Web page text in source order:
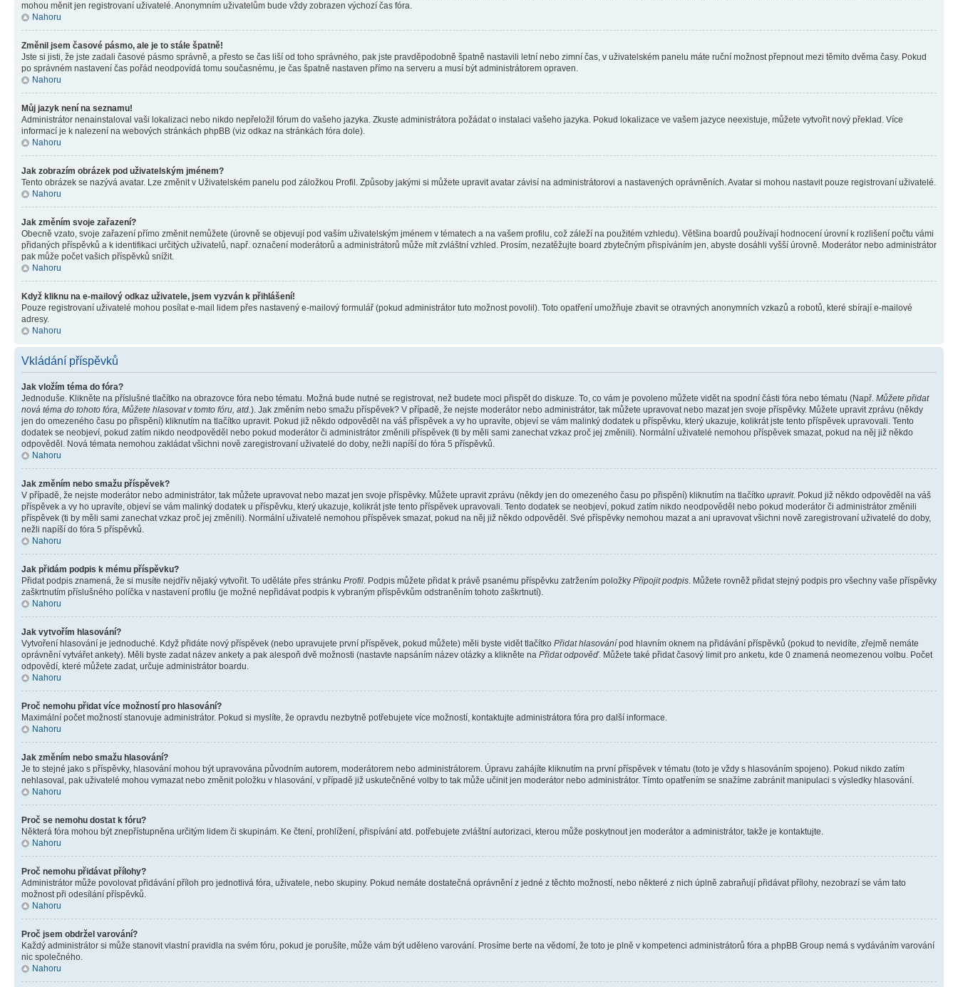
mohou měnit jen registrovaní uživatelé. Anonymním uživatelům bude vždy zobrazen výchozí čas fóra.
Nahoru
Změnil jsem časové pásmo, ale je to stále špatně!
Jste si jisti, že jste zadali časové pásmo správně, a přesto se čas liší od toho správného, pak jste pravděpodobně špatně nastavili letní nebo zimní čas, v uživatelském panelu máte ruční možnost přepnout mezi těmito dvěma časy. Pokud
po správném nastavení čas pořád neodpovídá tomu současnému, je čas špatně nastaven přímo na serveru a musí být administrátorem opraven.
Nahoru
Můj jazyk není na seznamu!
Administrátor nenainstaloval vaši lokalizaci nebo nikdo nepřeložil fórum do vašeho jazyka. Zkuste administrátora požádat o instalaci vašeho jazyka. Pokud lokalizace ve vašem jazyce neexistuje, můžete vytvořit nový překlad. Více
informací je k nalezení na webových stránkách phpBB (viz odkaz na stránkách fóra dole).
Nahoru
Jak zobrazím obrázek pod uživatelským jménem?
Tento obrázek se nazývá avatar. Lze změnit v Uživatelském panelu pod záložkou Profil. Způsoby jakými si můžete upravit avatar závisí na administrátorovi a nastavených oprávněních. Avatar si mohou nastavit pouze registrovaní uživatelé.
Nahoru
Jak změním svoje zařazení?
Obecně vzato, svoje zařazení přímo změnit nemůžete (úrovně se objevují pod vaším uživatelským jménem v tématech a na vašem profilu, což záleží na použitém vzhledu). Většina boardů používají hodnocení úrovní k rozlišení počtu vámi
přidaných příspěvků a k identifikaci určitých uživatelů, např. označení moderátorů a administrátorů může mít zvláštní vzhled. Prosím, nezatěžujte board zbytečným přispíváním jen, abyste dosáhli vyšší úrovně. Moderátor nebo administrátor
pak může počet vašich příspěvků snížit.
Nahoru
Když kliknu na e-mailový odkaz uživatele, jsem vyzván k přihlášení!
Pouze registrovaní uživatelé mohou posílat e-mail lidem přes nastavený e-mailový formulář (pokud administrátor tuto možnost povolil). Toto opatření umožňuje zbavit se otravných anonymních vzkazů a robotů, které sbírají e-mailové
adresy.
Nahoru
Vkládání příspěvků
Jak vložím téma do fóra?
Jednoduše. Klikněte na příslušné tlačítko na obrazovce fóra nebo tématu. Možná bude nutné se registrovat, než budete moci přispět do diskuze. To, co vám je povoleno můžete vidět na spodní části fóra nebo tématu (Např. Můžete přidat
nová téma do tohoto fóra, Můžete hlasovat v tomto fóru, atd.). Jak změním nebo smažu příspěvek? V případě, že nejste moderátor nebo administrátor, tak můžete upravovat nebo mazat jen svoje příspěvky. Můžete upravit zprávu (někdy
jen do omezeného času po přispění) kliknutím na tlačítko upravit. Pokud již někdo odpověděl na váš příspěvek a vy ho upravíte, objeví se vám malinký dodatek u příspěvku, který ukazuje, kolikrát jste tento příspěvek upravovali. Tento
dodatek se neobjeví, pokud zatím nikdo neodpověděl nebo pokud moderátor či administrátor změnili příspěvek (ti by měli sami zanechat vzkaz proč jej změnili). Normální uživatelé nemohou příspěvek smazat, pokud na něj již někdo
odpověděl. Nová témata nemohou zakládat všichni nově zaregistrovaní uživatelé do doby, nežli napíší do fóra 5 příspěvků.
Nahoru
Jak změním nebo smažu příspěvek?
V případě, že nejste moderátor nebo administrátor, tak můžete upravovat nebo mazat jen svoje příspěvky. Můžete upravit zprávu (někdy jen do omezeného času po přispění) kliknutím na tlačítko upravit. Pokud již někdo odpověděl na váš
příspěvek a vy ho upravíte, objeví se vám malinký dodatek u příspěvku, který ukazuje, kolikrát jste tento příspěvek upravovali. Tento dodatek se neobjeví, pokud zatím nikdo neodpověděl nebo pokud moderátor či administrátor změnili
příspěvek (ti by měli sami zanechat vzkaz proč jej změnili). Normální uživatelé nemohou příspěvek smazat, pokud na něj již někdo odpověděl. Své příspěvky nemohou mazat a ani upravovat všichni nově zaregistrovaní uživatelé do doby,
nežli napíší do fóra 5 příspěvků.
Nahoru
Jak přidám podpis k mému příspěvku?
Přidat podpis znamená, že si musíte nejdřív nějaký vytvořit. To uděláte přes stránku Profil. Podpis můžete přidat k právě psanému příspěvku zatržením položky Připojit podpis. Můžete rovněž přidat stejný podpis pro všechny vaše příspěvky
zaškrtnutím příslušného políčka v nastavení profilu (je možné nepřidávat podpis k vybraným příspěvkům odstraněním tohoto zaškrtnutí).
Nahoru
Jak vytvořím hlasování?
Vytvoření hlasování je jednoduché. Když přidáte nový příspěvek (nebo upravujete první příspěvek, pokud můžete) měli byste vidět tlačítko Přidat hlasování pod hlavním oknem na přidávání příspěvků (pokud to nevidíte, zřejmě nemáte
oprávnění vytvářet ankety). Měli byste zadat název ankety a pak alespoň dvě možnosti (nastavte napsáním název otázky a klikněte na Přidat odpověď. Můžete také přidat časový limit pro anketu, kde 0 znamená neomezenou volbu. Počet
odpovědí, které můžete zadat, určuje administrátor boardu.
Nahoru
Proč nemohu přidat více možností pro hlasování?
Maximální počet možností stanovuje administrátor. Pokud si myslíte, že opravdu nezbytně potřebujete více možností, kontaktujte administrátora fóra pro další informace.
Nahoru
Jak změním nebo smažu hlasování?
Je to stejné jako s příspěvky, hlasování mohou být upravována původním autorem, moderátorem nebo administrátorem. Úpravu zahájíte kliknutím na první příspěvek v tématu (toto je vždy s hlasováním spojeno). Pokud nikdo zatím
nehlasoval, pak uživatelé mohou vymazat nebo změnit položku v hlasování, v případě již uskutečněné volby to tak může učinit jen moderátor nebo administrátor. Tímto opatřením se snažíme zabránit manipulaci s výsledky hlasování.
Nahoru
Proč se nemohu dostat k fóru?
Některá fóra mohou být znepřístupněna určitým lidem či skupinám. Ke čtení, prohlížení, přispívání atd. potřebujete zvláštní autorizaci, kterou může poskytnout jen moderátor a administrátor, takže je kontaktujte.
Nahoru
Proč nemohu přidávat přílohy?
Administrátor může povolovat přidávání příloh pro jednotlivá fóra, uživatele, nebo skupiny. Pokud nemáte dostatečná oprávnění z jedné z těchto možností, nebo některé z nich úplně zabraňují přidávat přílohy, nezobrazí se vám tato
možnost při odesílání příspěvků.
Nahoru
Proč jsem obdržel varování?
Každý administrátor si může stanovit vlastní pravidla na svém fóru, pokud je porušíte, může vám být uděleno varování. Prosíme berte na vědomí, že toto je plně v kompetenci administrátorů fóra a phpBB Group nemá s vydáváním varování
nic společného.
Nahoru